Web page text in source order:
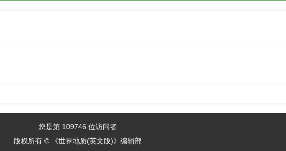
您是第 109746 位访问者
版权所有 © 《世界地质(英文版)》编辑部